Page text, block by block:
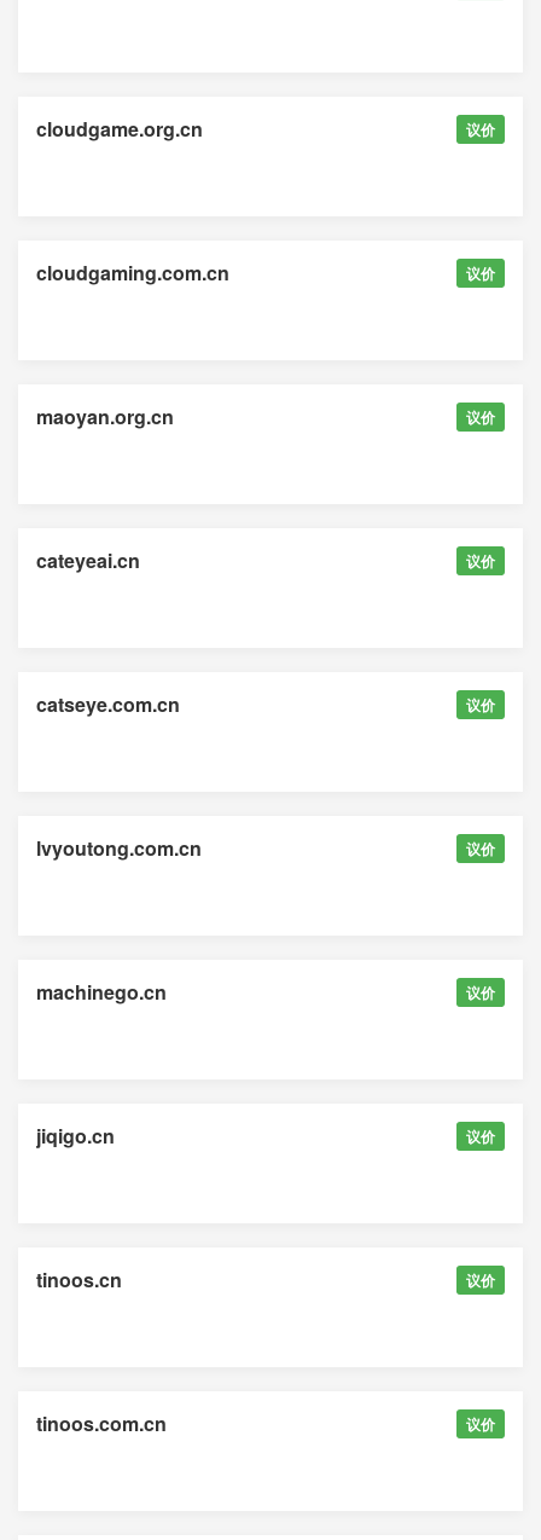
cloudgame.org.cn 议价
cloudgaming.com.cn 议价
maoyan.org.cn 议价
cateyeai.cn 议价
catseye.com.cn 议价
lvyoutong.com.cn 议价
machinego.cn 议价
jiqigo.cn 议价
tinoos.cn 议价
tinoos.com.cn 议价